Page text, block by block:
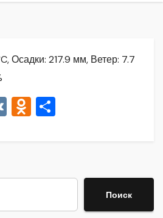
Осадки: 217.9 мм, Ветер: 7.7
V O
kl
a
в
и Поиск